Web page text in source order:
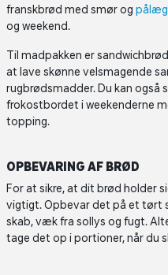
franskbrød med smør og pålæg
og weekend.
Til madpakken er
at lave skønne velsmagende
rugbrødsmadder. Du kan også
frokostbordet i weekenderne
topping.
OPBEVARING AF BRØD
For at sikre, at dit brød holder
vigtigt. Opbevar det på et tørt
skab, væk fra sollys og fugt.
tage det op i portioner, når du